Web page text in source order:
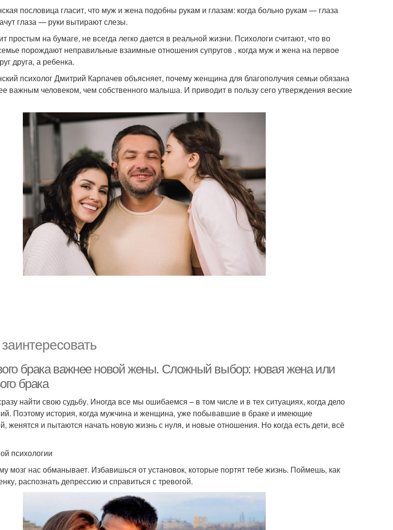
пословица гласит, что муж и жена подобны рукам и глазам: когда больно рукам — глаза
глаза — руки вытирают слезы.
простым на бумаге, не всегда легко дается в реальной жизни. Психологи считают, что во
порождают неправильные взаимные отношения супругов , когда муж и жена на первое
друга, а ребенка.
психолог Дмитрий Карпачев объясняет, почему женщина для благополучия семьи обязана
важным человеком, чем собственного малыша. И приводит в пользу сего утверждения веские
брака важнее новой жены. Сложный выбор: новая жена или
брака
найти свою судьбу. Иногда все мы ошибаемся – в том числе и в тех ситуациях, когда дело
Поэтому история, когда мужчина и женщина, уже побывавшие в браке и имеющие
женятся и пытаются начать новую жизнь с нуля, и новые отношения. Но когда есть дети, всё
психологии
мозг нас обманывает. Избавишься от установок, которые портят тебе жизнь. Поймешь, как
распознать депрессию и справиться с тревогой.